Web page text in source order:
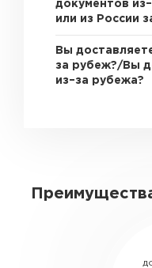
документов
или из России
Вы
за рубеж?/Вы
из–за рубежа?